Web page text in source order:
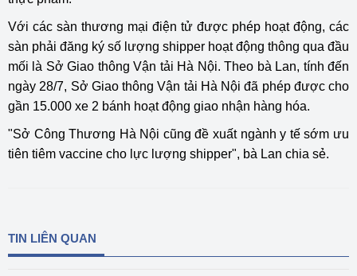
Với các sàn thương mại điện tử được phép hoạt động, các
sàn phải đăng ký số lượng shipper hoạt động thông qua đầu
mối là Sở Giao thông Vận tải Hà Nội. Theo bà Lan, tính đến
ngày 28/7, Sở Giao thông Vận tải Hà Nội đã phép được cho
gần 15.000 xe 2 bánh hoạt động giao nhận hàng hóa.
"Sở Công Thương Hà Nội cũng đề xuất ngành y tế sớm ưu
tiên tiêm vaccine cho lực lượng shipper", bà Lan chia sẻ.
TIN LIÊN QUAN